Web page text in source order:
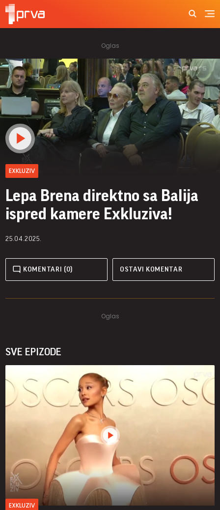
EXKLUZIV
Lepa Brena direktno sa Balija
ispred kamere Exkluziva!
25.04.2025.
KOMENTARI (0) OSTAVI KOMENTAR
SVE EPIZODE
EXKLUZIV